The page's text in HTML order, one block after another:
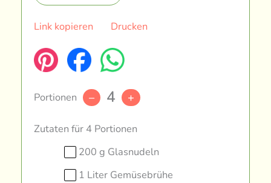
Link kopieren Drucken
Portionen – 4 +
Zutaten für 4 Portionen
200 g Glasnudeln
1 Liter Gemüsebrühe